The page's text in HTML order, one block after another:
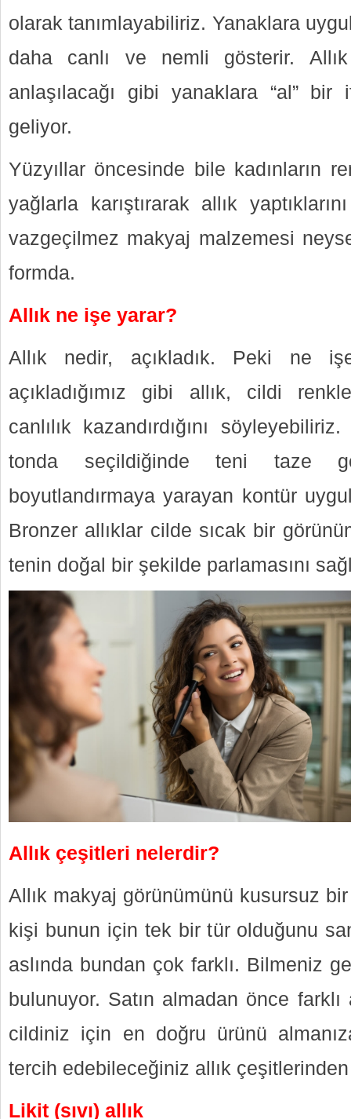
olarak tanımlayabiliriz. Yanaklara
daha canlı ve nemli gösterir.
anlaşılacağı gibi yanaklara “al” bir
geliyor.
Yüzyıllar öncesinde bile kadınların
yağlarla karıştırarak allık
vazgeçilmez makyaj malzemesi
formda.
Allık ne işe yarar?
Allık nedir, açıkladık. Peki ne
açıkladığımız gibi allık, cildi
canlılık kazandırdığını
tonda seçildiğinde teni taze
boyutlandırmaya yarayan kontür
Bronzer allıklar cilde sıcak bir
tenin doğal bir şekilde parlamasını
Allık çeşitleri nelerdir?
Allık makyaj görünümünü kusursuz
kişi bunun için tek bir tür olduğunu
aslında bundan çok farklı. Bilmeniz
bulunuyor. Satın almadan önce
cildiniz için en doğru ürünü
tercih edebileceğiniz allık çeşitlerinden
Likit (sıvı) allık